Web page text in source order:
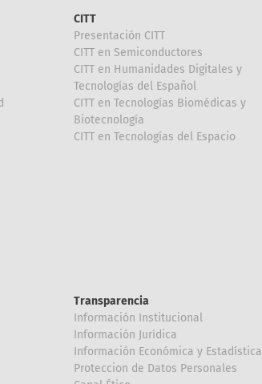
CITT
Presentación CITT
CITT en Semiconductores
CITT en Humanidades Digitales y
Tecnologías del Español
CITT en Tecnologías Biomédicas y
Biotecnología
CITT en Tecnologías del Espacio
Transparencia
Información Institucional
Información Jurídica
Información Económica y Estadística
Proteccion de Datos Personales